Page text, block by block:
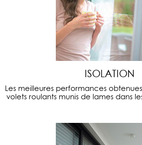
ISOLATION
Les meilleures performances
volets roulants munis de lames dans